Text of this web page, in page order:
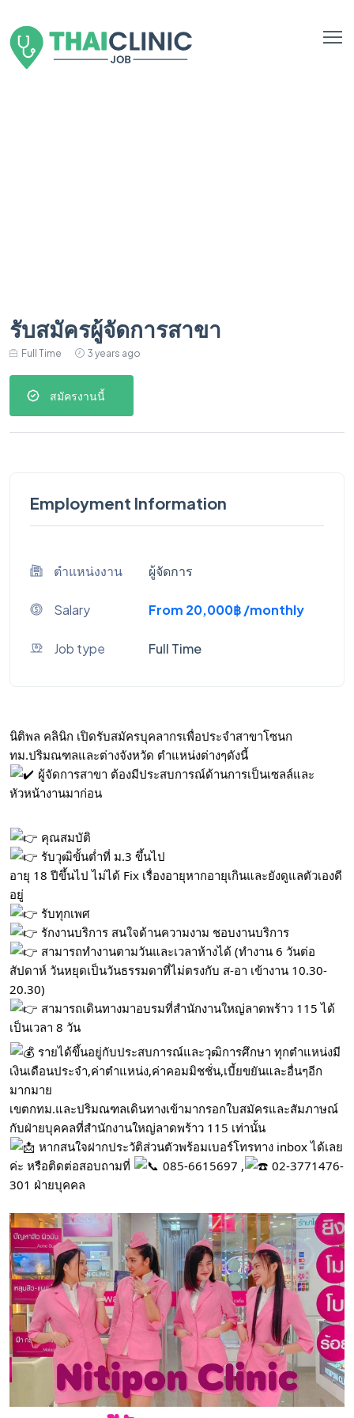
รับสมัครผู้จัดการสาขา
Full Time 3 years ago
สมัครงานนี้
Employment Information
ตำแหน่งงาน ผู้จัดการ
Salary From 20,000฿ /monthly
Job type Full Time
นิติพล คลินิก เปิดรับสมัครบุคลากรเพื่อประจำสาขาโซนก
ทม.ปริมณฑลและต่างจังหวัด ตำแหน่งต่างๆดังนี้
ผู้จัดการสาขา ต้องมีประสบการณ์ด้านการเป็นเซลล์และ
หัวหน้างานมาก่อน
คุณสมบัติ
รับวุฒิขั้นต่ำที่ ม.3 ขึ้นไป
อายุ 18 ปีขึ้นไป ไม่ได้ Fix เรื่องอายุหากอายุเกินและยังดูแลตัวเองดี
อยู่
รับทุกเพศ
รักงานบริการ สนใจด้านความงาม ชอบงานบริการ
สามารถทำงานตามวันและเวลาห้างได้ (ทำงาน 6 วันต่อ
สัปดาห์ วันหยุดเป็นวันธรรมดาที่ไม่ตรงกับ ส-อา เข้างาน 10.30-
20.30)
สามารถเดินทางมาอบรมที่สำนักงานใหญ่ลาดพร้าว 115 ได้
เป็นเวลา 8 วัน
รายได้ขึ้นอยู่กับประสบการณ์และวุฒิการศึกษา ทุกตำแหน่งมี
เงินเดือนประจำ,ค่าตำแหน่ง,ค่าคอมมิชชั่น,เบี้ยขยันและอื่นๆอีก
มากมาย
เขตกทม.และปริมณฑลเดินทางเข้ามากรอกใบสมัครและสัมภาษณ์
กับฝ่ายบุคคลที่สำนักงานใหญ่ลาดพร้าว 115 เท่านั้น
หากสนใจฝากประวัติส่วนตัวพร้อมเบอร์โทรทาง inbox ได้เลย
ค่ะ หรือติดต่อสอบถามที่
085-6615697 ,
02-3771476-
301 ฝ่ายบุคคล